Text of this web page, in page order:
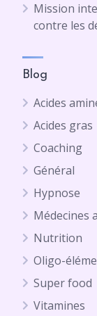
Mission
contre les
Blog
Acides
Acides gras
Coaching
Général
Hypnose
Médecines
Nutrition
Oligo-
Super food
Vitamines